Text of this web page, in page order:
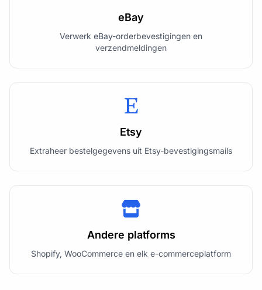
eBay
Verwerk eBay-orderbevestigingen en
verzendmeldingen
Etsy
Extraheer bestelgegevens uit Etsy-bevestigingsmails
Andere platforms
Shopify, WooCommerce en elk e-commerceplatform